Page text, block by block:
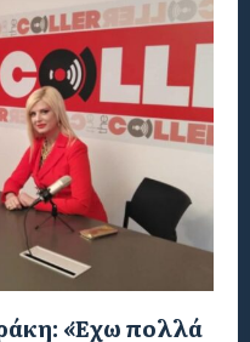
«Έχω πολλά